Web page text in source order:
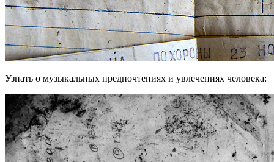
Узнать о музыкальных предпочтениях и увлечениях человека: